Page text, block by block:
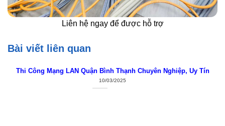
Liên hệ ngay để được hỗ trợ
Bài viết liên quan
Thi Công Mạng LAN Quận Bình Thạnh Chuyên Nghiệp, Uy Tín
10/03/2025